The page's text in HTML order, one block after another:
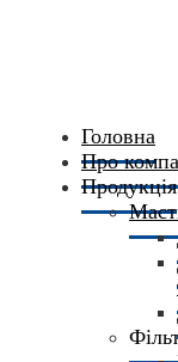
Головна
Про
Продукція